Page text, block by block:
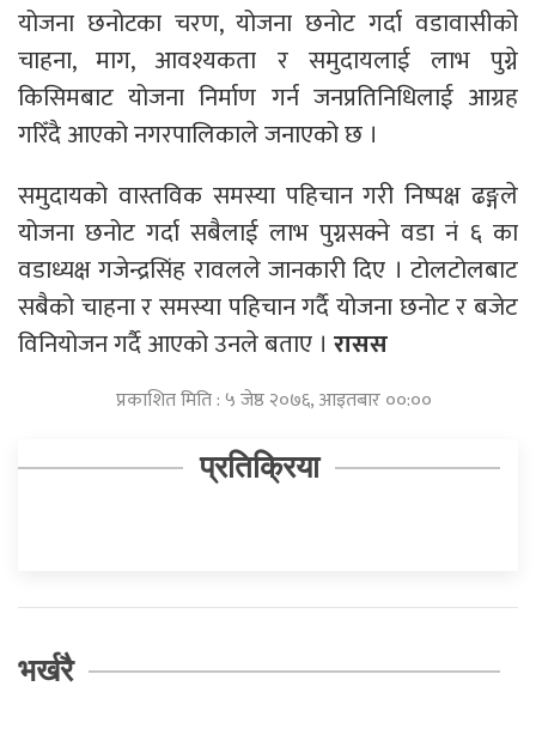
योजना छनोटका चरण, योजना छनोट गर्दा वडावासीको
चाहना, माग, आवश्यकता र समुदायलाई लाभ पुग्ने
किसिमबाट योजना निर्माण गर्न जनप्रतिनिधिलाई आग्रह
गरिँदै आएको नगरपालिकाले जनाएको छ ।
समुदायको वास्तविक समस्या पहिचान गरी निष्पक्ष ढङ्गले
योजना छनोट गर्दा सबैलाई लाभ पुग्नसक्ने वडा नं ६ का
वडाध्यक्ष गजेन्द्रसिंह रावलले जानकारी दिए । टोलटोलबाट
सबैको चाहना र समस्या पहिचान गर्दै योजना छनोट र बजेट
विनियोजन गर्दै आएको उनले बताए । रासस
प्रकाशित मिति : ५ जेष्ठ २०७६, आइतबार ००:००
प्रतिक्रिया
भर्खरै